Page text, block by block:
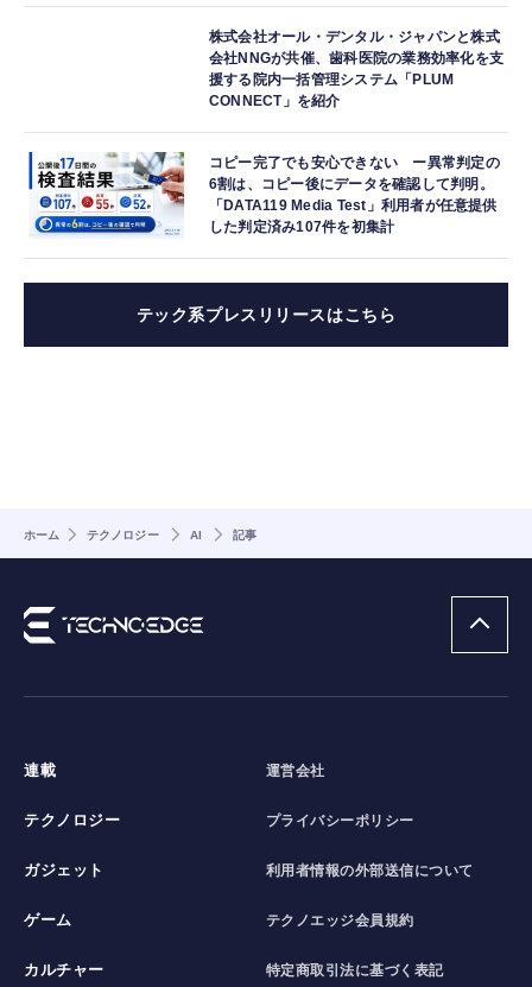
株式会社オール・デンタル・ジャパンと株式
会社NNGが共催、歯科医院の業務効率化を支
援する院内一括管理システム「PLUM
CONNECT」を紹介
コピー完了でも安心できない ー異常判定の
6割は、コピー後にデータを確認して判明。
「DATA119 Media Test」利用者が任意提供
した判定済み107件を初集計
テック系プレスリリースはこちら
ホーム テクノロジー AI 記事
連載
テクノロジー
ガジェット
ゲーム
カルチャー
運営会社
プライバシーポリシー
利用者情報の外部送信について
テクノエッジ会員規約
特定商取引法に基づく表記